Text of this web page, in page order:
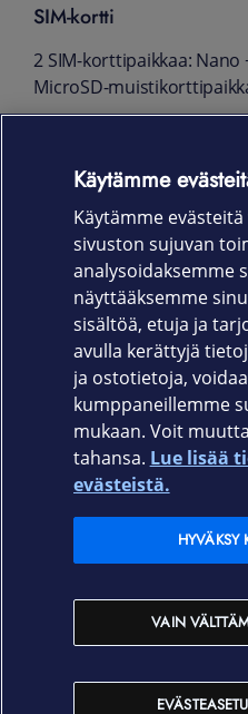
SIM-kortti
2 SIM-korttipaikkaa: Nano
MicroSD-
166,5 x 75,9 x 9,2 mm
198 g
Takuu
24 kk
Elisa.fi
Elisan myymälät
Käytämme
Käytämme
sivuston sujuvan
analysoidaksemme
näyttääksemme
sisältöä, etuja ja
avulla kerättyjä
ja ostotietoja,
kumppaneillemme
mukaan. Voit
tahansa. Lue lisää
evästeistä.
VAIN
HYVÄKSY